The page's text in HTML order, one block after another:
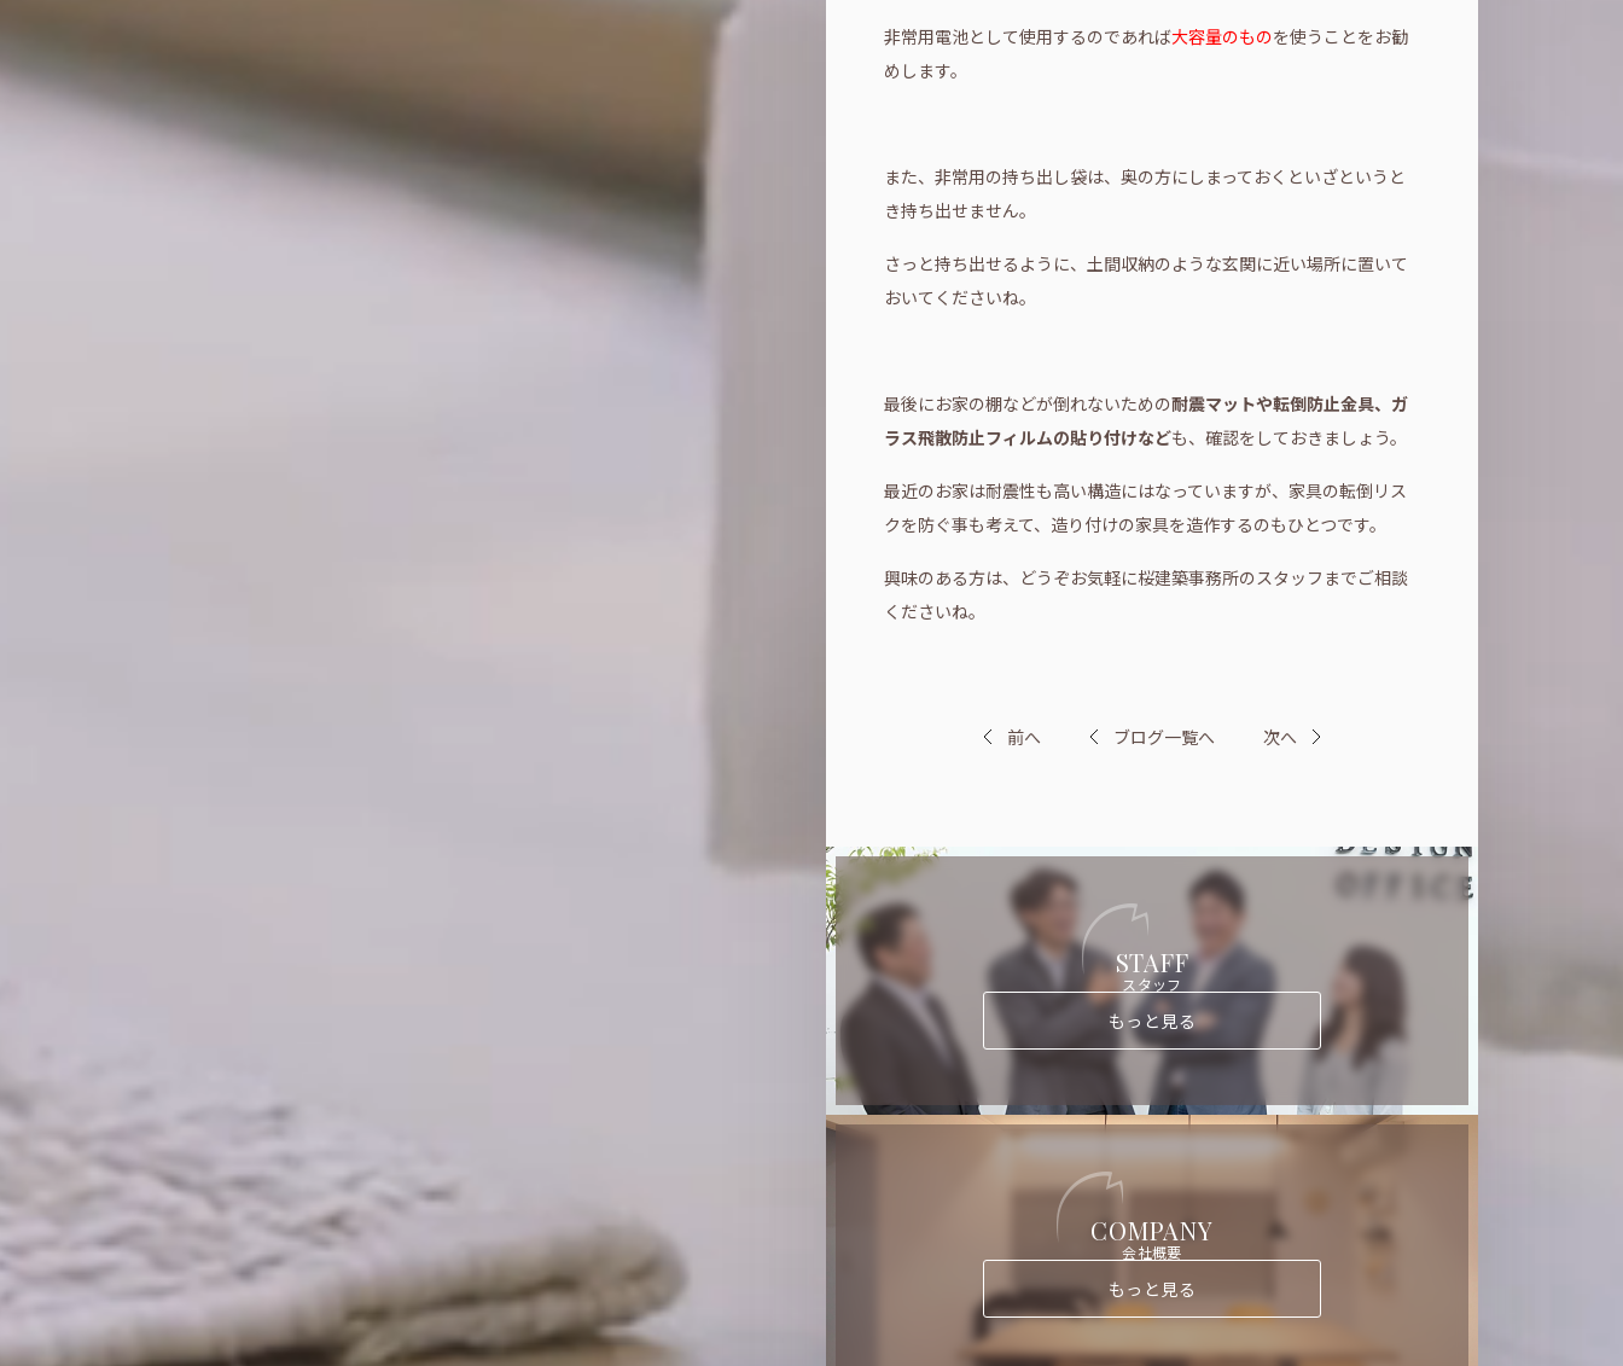
非常用電池として使用するのであれば大容量のものを使うことをお勧
めします。
また、非常用の持ち出し袋は、奥の方にしまっておくといざというと
き持ち出せません。
さっと持ち出せるように、土間収納のような玄関に近い場所に置いて
おいてくださいね。
最後にお家の棚などが倒れないための耐震マットや転倒防止金具、ガ
ラス飛散防止フィルムの貼り付けなども、確認をしておきましょう。
最近のお家は耐震性も高い構造にはなっていますが、家具の転倒リス
クを防ぐ事も考えて、造り付けの家具を造作するのもひとつです。
興味のある方は、どうぞお気軽に桜建築事務所のスタッフまでご相談
くださいね。
前へ ブログ一覧へ 次へ
STAFF
スタッフ
もっと見る
COMPANY
会社概要
もっと見る